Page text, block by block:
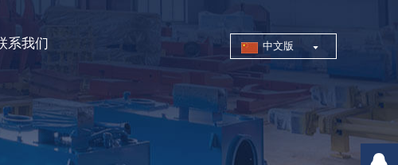
系我们 中文版